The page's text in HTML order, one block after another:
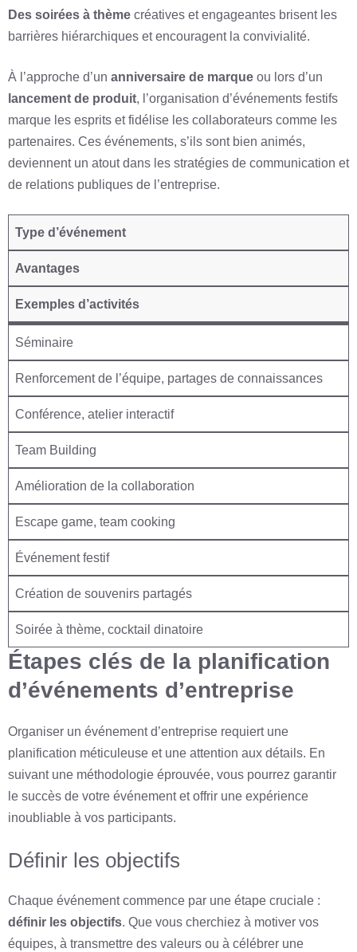
Des soirées à thème créatives et engageantes brisent les
barrières hiérarchiques et encouragent la convivialité.
À l’approche d’un anniversaire de marque ou lors d’un
lancement de produit, l’organisation d’événements festifs
marque les esprits et fidélise les collaborateurs comme les
partenaires. Ces événements, s’ils sont bien animés,
deviennent un atout dans les stratégies de communication et
de relations publiques de l’entreprise.
Type d’événement
Avantages
Exemples d’activités
Séminaire
Renforcement de l’équipe, partages de connaissances
Conférence, atelier interactif
Team Building
Amélioration de la collaboration
Escape game, team cooking
Événement festif
Création de souvenirs partagés
Soirée à thème, cocktail dinatoire
Étapes clés de la planification
d’événements d’entreprise
Organiser un événement d’entreprise requiert une
planification méticuleuse et une attention aux détails. En
suivant une méthodologie éprouvée, vous pourrez garantir
le succès de votre événement et offrir une expérience
inoubliable à vos participants.
Définir les objectifs
Chaque événement commence par une étape cruciale :
définir les objectifs. Que vous cherchiez à motiver vos
équipes, à transmettre des valeurs ou à célébrer une